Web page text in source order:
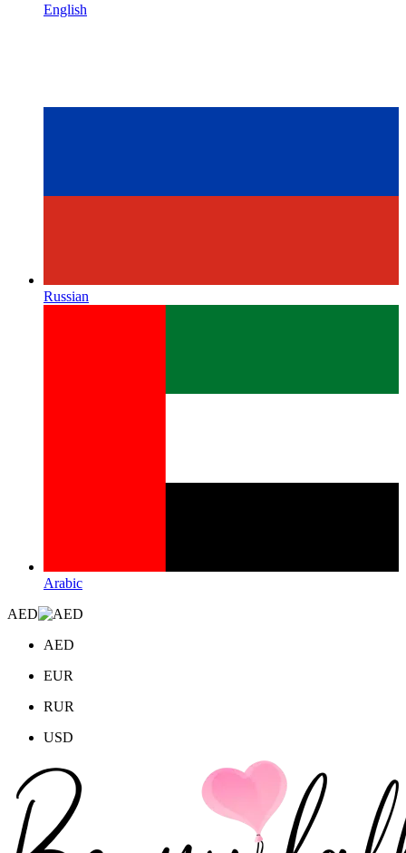
English
Russian
Arabic
AED
AED
EUR
RUR
USD